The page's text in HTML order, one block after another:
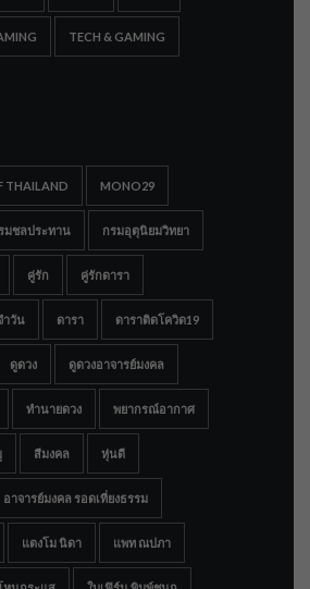
TECH & GAMING
THAILAND MONO29
มชลประทาน กรมอุตุนิยมวิทยา
คู่รัก คู่รักดารา
ำวัน ดารา ดาราติดโควิด19
ดูดวง ดูดวงอาจารย์มงคล
ทำนายดวง พยากรณ์อากาศ
สีมงคล หุ่นดี
อาจารย์มงคล รอดเที่ยงธรรม
แตงโม นิดา แพท ณปภา